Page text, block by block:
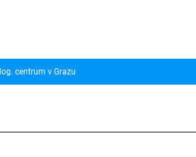
centrum v Grazu